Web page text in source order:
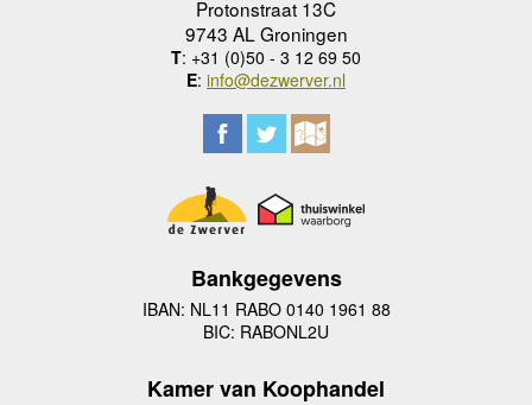
Protonstraat 13C
9743 AL Groningen
T: +31 (0)50 - 3 12 69 50
E: info@dezwerver.nl
Bankgegevens
IBAN: NL11 RABO 0140 1961 88
BIC: RABONL2U
Kamer van Koophandel